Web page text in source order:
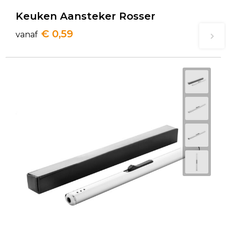
Keuken Aansteker Rosser
vanaf € 0,59